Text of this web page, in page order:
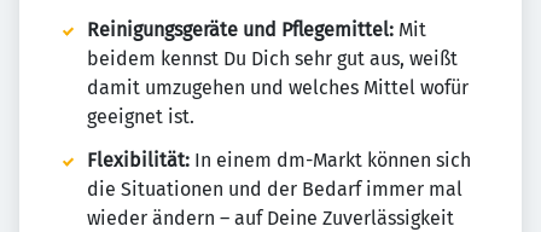
Reinigungsgeräte und Pflegemittel: Mit
beidem kennst Du Dich sehr gut aus, weißt
damit umzugehen und welches Mittel wofür
geeignet ist.
Flexibilität: In einem dm-Markt können sich
die Situationen und der Bedarf immer mal
wieder ändern – auf Deine Zuverlässigkeit